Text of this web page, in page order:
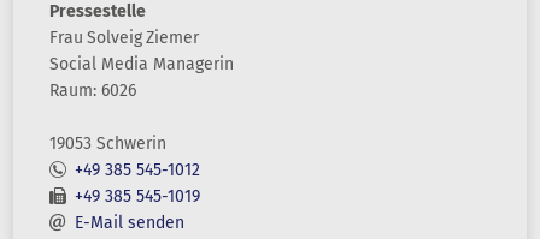
Pressestelle
Frau SolveigZiemer
Social Media Managerin
Raum: 6026
19053 Schwerin
+49 385 545-1012
+49 385 545-1019
E-Mail senden